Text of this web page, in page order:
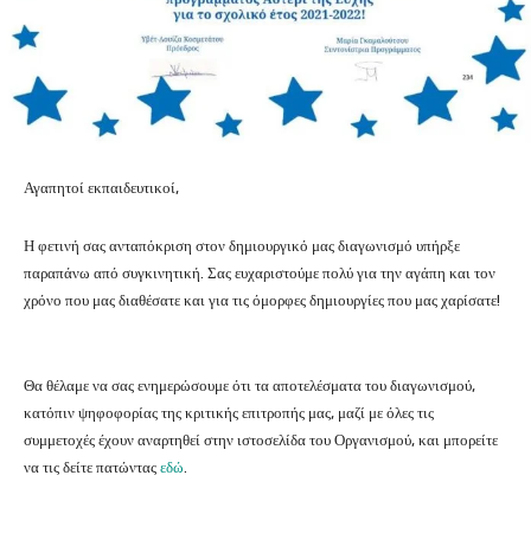
Αγαπητοί εκπαιδευτικοί,
Η φετινή σας ανταπόκριση στον δημιουργικό μας διαγωνισμό υπήρξε
παραπάνω από συγκινητική. Σας ευχαριστούμε πολύ για την αγάπη και τον
χρόνο που μας διαθέσατε και για τις όμορφες δημιουργίες που μας χαρίσατε!
Θα θέλαμε να σας ενημερώσουμε ότι τα αποτελέσματα του διαγωνισμού,
κατόπιν ψηφοφορίας της κριτικής επιτροπής μας, μαζί με όλες τις
συμμετοχές έχουν αναρτηθεί στην ιστοσελίδα του Οργανισμού, και μπορείτε
να τις δείτε πατώντας εδώ.